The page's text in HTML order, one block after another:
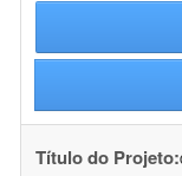
Título do Projeto: